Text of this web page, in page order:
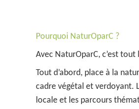
Pourquoi NaturOparC ?
Avec NaturOparC, c’est
Tout d’abord, place à la
cadre végétal et verdoyant.
locale et les parcours